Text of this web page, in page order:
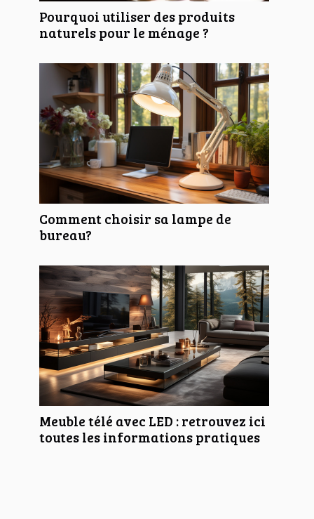
Pourquoi utiliser des produits
naturels pour le ménage ?
Comment choisir sa lampe de
bureau?
Meuble télé avec LED : retrouvez ici
toutes les informations pratiques